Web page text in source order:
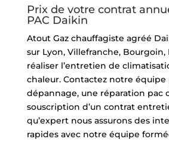
Prix de votre contrat
PAC Daikin
Atout Gaz chauffagiste agréé
sur Lyon, Villefranche,
réaliser l’entretien de
chaleur. Contactez notre équipe
dépannage, une réparation pac
souscription d’un contrat
qu’expert nous assurons des
rapides avec notre équipe